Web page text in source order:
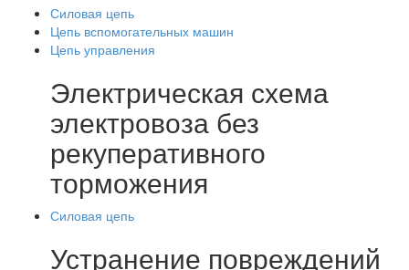
Силовая цепь
Цепь вспомогательных машин
Цепь управления
Электрическая схема
электровоза без
рекуперативного
торможения
Силовая цепь
Устранение повреждений